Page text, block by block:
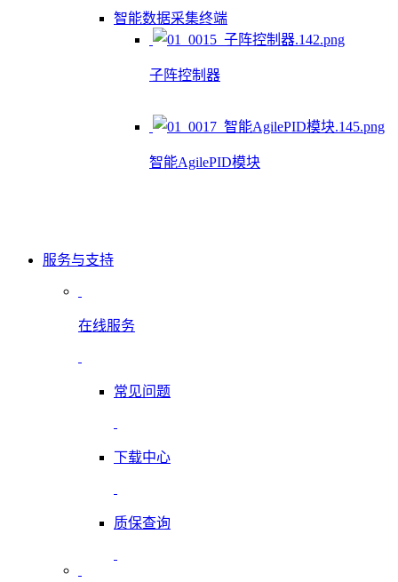
智能数据采集终端
子阵控制器
智能AgilePID模块
服务与支持
在线服务
常见问题
下载中心
质保查询